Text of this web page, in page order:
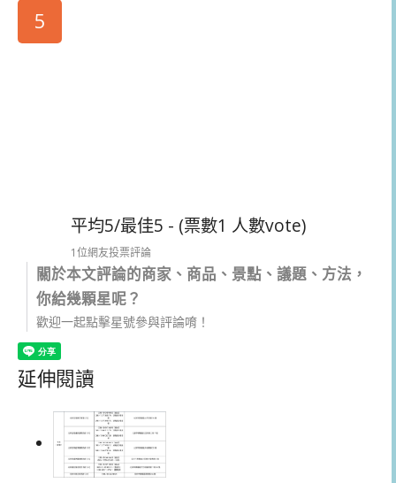
5
平均5/最佳5 - (票數1 人數vote)
1位網友投票評論
關於本文評論的商家、商品、景點、議題、方法，
你給幾顆星呢？
歡迎一起點擊星號參與評論唷！
延伸閱讀